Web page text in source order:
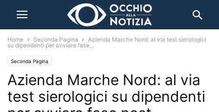
Home Seconda Pagina
Azienda Marche Nord: al via test sierologici
su dipendenti per avviare fase...
Seconda Pagina
Azienda Marche Nord: al via
test sierologici su dipendenti